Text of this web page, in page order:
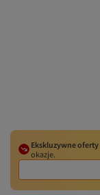
Ekskluzywne
okazje.